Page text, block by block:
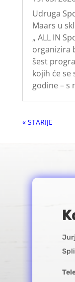
Udruga
Maars u
„ ALL IN
organizira
šest
kojih će
godine – s
« Older Entries